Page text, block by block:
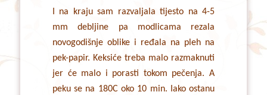
I na kraju sam razvaljala tijesto na 4-5
mm debljine pa modlicama rezala
novogodišnje oblike i ređala na pleh na
pek-papir. Keksiće treba malo razmaknuti
jer će malo i porasti tokom pečenja. A
peku se na 180C oko 10 min. Iako ostanu